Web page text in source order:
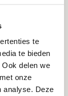
te
te bieden
delen we
onze
analyse. Deze